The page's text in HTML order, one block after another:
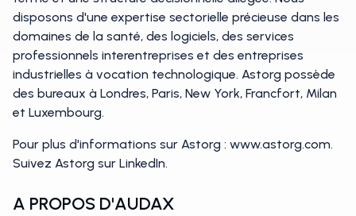
disposons d'une expertise sectorielle précieuse dans les
domaines de la santé, des logiciels, des services
professionnels interentreprises et des entreprises
industrielles à vocation technologique. Astorg possède
des bureaux à Londres, Paris, New York, Francfort, Milan
et Luxembourg.
Pour plus d'informations sur Astorg : www.astorg.com.
Suivez Astorg sur LinkedIn.
A PROPOS D'AUDAX